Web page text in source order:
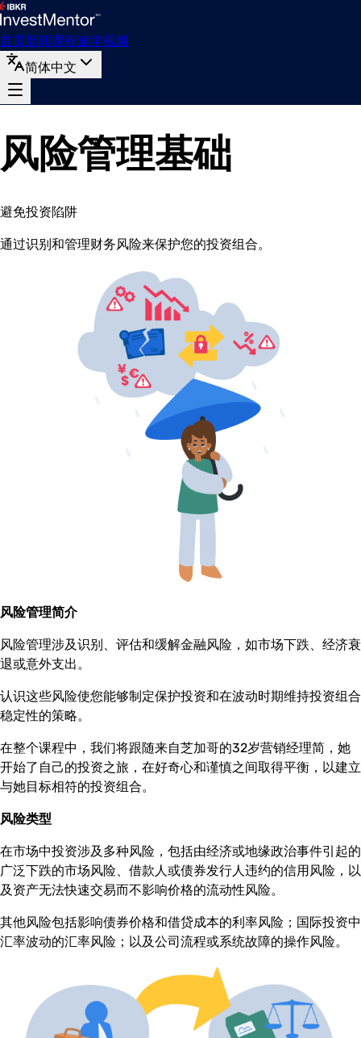
首页新闻课程速学视频
简体中文
风险管理基础
避免投资陷阱
通过识别和管理财务风险来保护您的投资组合。
风险管理简介
风险管理涉及识别、评估和缓解金融风险，如市场下跌、经济衰
退或意外支出。
认识这些风险使您能够制定保护投资和在波动时期维持投资组合
稳定性的策略。
在整个课程中，我们将跟随来自芝加哥的32岁营销经理简，她
开始了自己的投资之旅，在好奇心和谨慎之间取得平衡，以建立
与她目标相符的投资组合。
风险类型
在市场中投资涉及多种风险，包括由经济或地缘政治事件引起的
广泛下跌的市场风险、借款人或债券发行人违约的信用风险，以
及资产无法快速交易而不影响价格的流动性风险。
其他风险包括影响债券价格和借贷成本的利率风险；国际投资中
汇率波动的汇率风险；以及公司流程或系统故障的操作风险。